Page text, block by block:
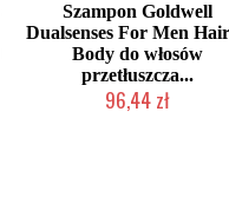
Szampon Goldwell
Dualsenses For Men
Body do włosów
przetłuszcza...
96,44 zł